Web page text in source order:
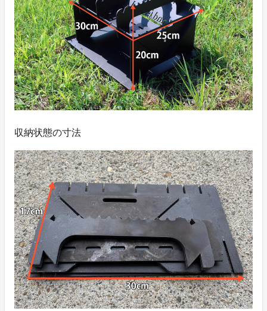
収納状態の寸法